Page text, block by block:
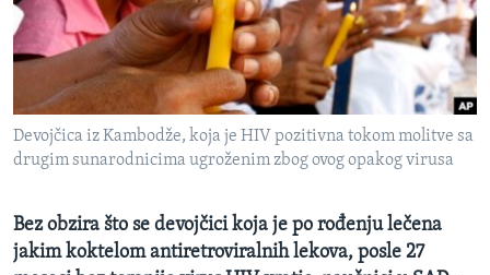
SPORT
INTERVJU
Devojčica iz Kambodže, koja je HIV pozitivna tokom molitve sa
drugim sunarodnicima ugroženim zbog ovog opakog virusa
Bez obzira što se devojčici koja je po rođenju lečena
jakim koktelom antiretroviralnih lekova, posle 27